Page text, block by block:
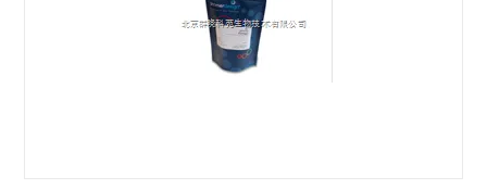
primerdesign羊病原体检测试剂盒
primerdesign牛病原体检测试剂盒